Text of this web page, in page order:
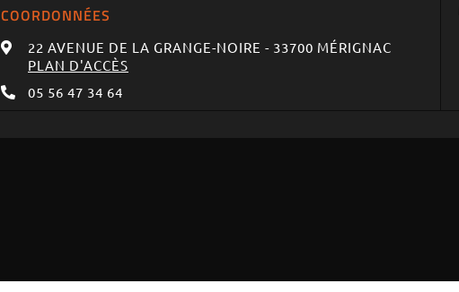
COORDONNÉES
22 AVENUE DE LA GRANGE-NOIRE - 33700 MÉRIGNAC
PLAN D'ACCÈS
05 56 47 34 64